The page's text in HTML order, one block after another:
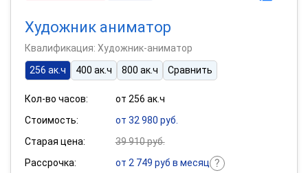
Художник аниматор
Квалификация: Художник-аниматор
256 ак.ч
400 ак.ч 800 ак.ч Сравнить
Кол-во часов:
от 256 ак.ч
Стоимость:
от 32 980 руб.
Старая цена:
39 910 руб.
Рассрочка:
от 2 749 руб в месяц